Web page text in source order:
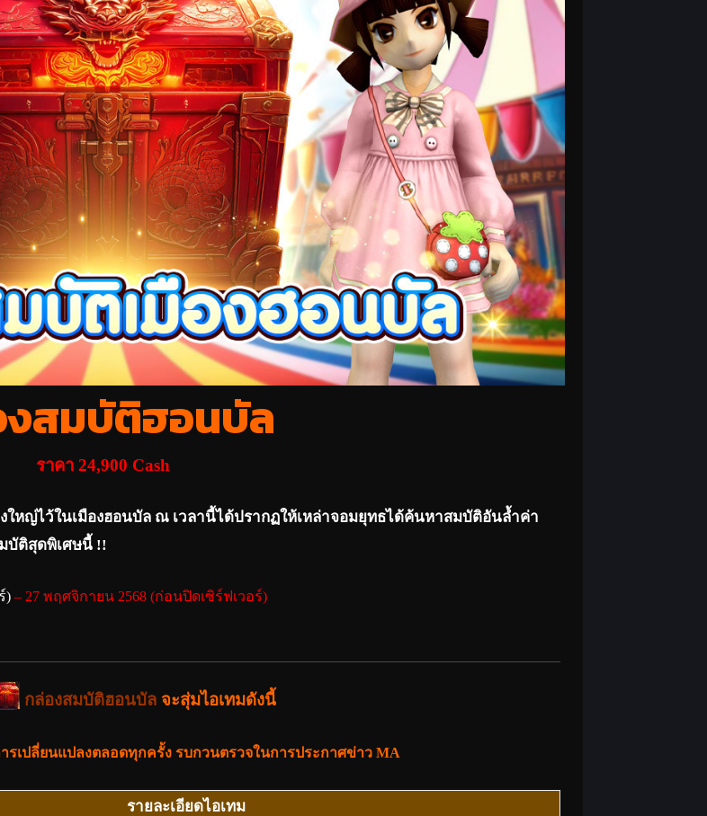
สมบัติฮอนบัล
ราคา 24,900 Cash
หญ่ไว้ในเมืองฮอนบัล ณ เวลานี้ได้ปรากฏให้เหล่าจอมยุทธได้ค้นหาสมบัติอันล้ำค่า
บัติสุดพิเศษนี้ !!
) – 27 พฤศจิกายน 2568 (ก่อนปิดเซิร์ฟเวอร์)
กล่องสมบัติฮอนบัลจะสุ่มไอเทมดังนี้
รเปลี่ยนแปลงตลอดทุกครั้ง รบกวนตรวจในการประกาศข่าว MA
รายละเอียดไอเทม